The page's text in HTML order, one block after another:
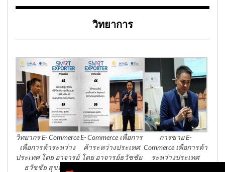
วิทยาการ
วิทยากร E- Commerce
เพื่อการค้าระหว่าง
ประเทศ โดย อาจารย์
ธวัชชัย สุขสีดา
E- Commerce เพื่อการ
ค้าระหว่างประเทศ
โดย อาจารย์ธวัชชัย
การขาย E-
Commerce เพื่อการค้า
ระหว่างประเทศ